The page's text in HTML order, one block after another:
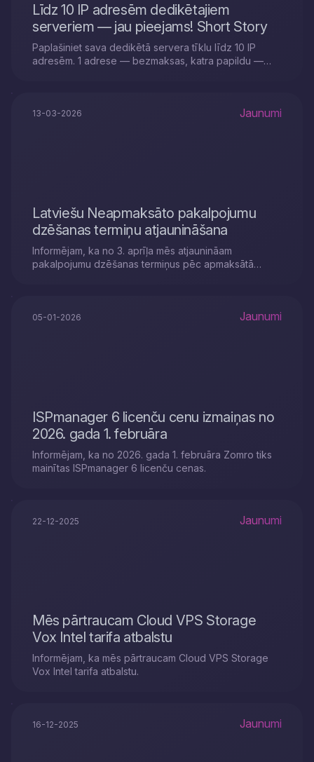
Līdz 10 IP adresēm dedikētajiem
serveriem — jau pieejams! Short Story
Paplašiniet sava dedikētā servera tīklu līdz 10 IP
adresēm. 1 adrese — bezmaksas, katra papildu —
13-03-2026 Jaunumi
Latviešu Neapmaksāto pakalpojumu
dzēšanas termiņu atjaunināšana
Informējam, ka no 3. aprīļa mēs atjaunināam
pakalpojumu dzēšanas termiņus pēc apmaksātā
05-01-2026 Jaunumi
ISPmanager 6 licenču cenu izmaiņas no
2026. gada 1. februāra
Informējam, ka no 2026. gada 1. februāra Zomro tiks
mainītas ISPmanager 6 licenču cenas.
22-12-2025 Jaunumi
Mēs pārtraucam Cloud VPS Storage
Vox Intel tarifa atbalstu
Informējam, ka mēs pārtraucam Cloud VPS Storage
Vox Intel tarifa atbalstu.
16-12-2025 Jaunumi